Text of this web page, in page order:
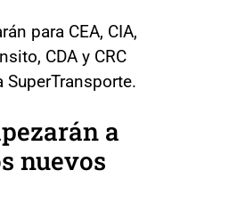
para CEA, CIA,
CDA y CRC
a
nuevos